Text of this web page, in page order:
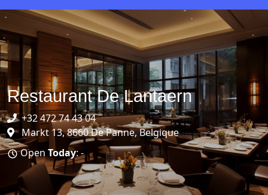
Restaurant De Lantaern
+32 472 74 43 04
Markt 13, 8660 De Panne, Belgique
Open Today: -